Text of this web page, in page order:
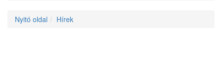
Nyitó oldal Hírek